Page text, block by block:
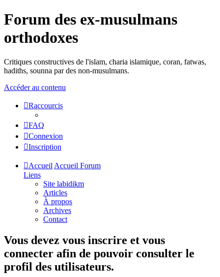
Forum des ex-musulmans
orthodoxes
Critiques constructives de l'islam, charia islamique, coran, fatwas,
hadiths, sounna par des non-musulmans.
Accéder au contenu
Raccourcis
FAQ
Connexion
Inscription
Accueil Accueil Forum
Liens
Site labidikm
Articles
À propos
Archives
Contact
Vous devez vous inscrire et vous
connecter afin de pouvoir consulter le
profil des utilisateurs.